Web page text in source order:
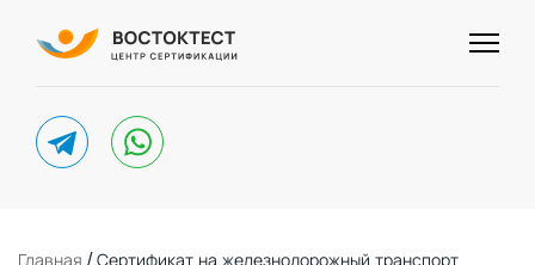
telegram whatsapp
Главная /Сертификат на железнодорожный транспорт